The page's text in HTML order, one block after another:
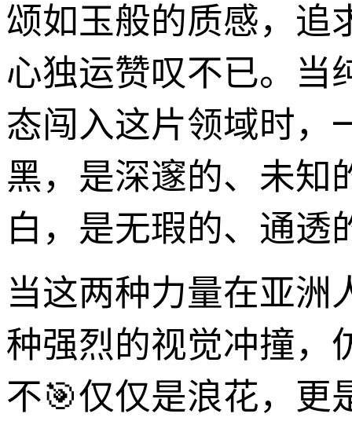
颂如玉般的质感，追
心独运赞叹不已。当
态闯入这片领域时，
黑，是深邃的、未知
白，是无瑕的、通透
当这两种力量在亚洲
种强烈的视觉冲撞，
不🎯仅仅是浪花，更